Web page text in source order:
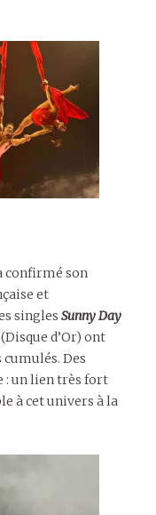
confirmé son
et
singles Sunny Day
d’Or) ont
Des
: un lien très fort
à cet univers à la